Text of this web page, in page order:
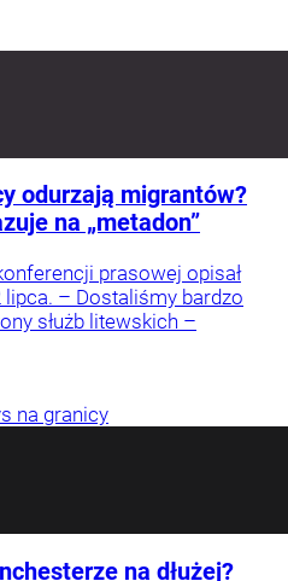
odurzają migrantów?
na „metadon”
prasowej opisał
lipca. – Dostaliśmy bardzo
służb litewskich –
na granicy
na dłużej?